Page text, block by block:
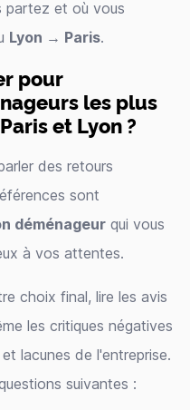
partez et où vous
Lyon → Paris.
pour
les plus
et Lyon ?
des retours
sont
déménageur qui vous
à vos attentes.
choix final, lire les avis
les critiques négatives
lacunes de l'entreprise.
suivantes :